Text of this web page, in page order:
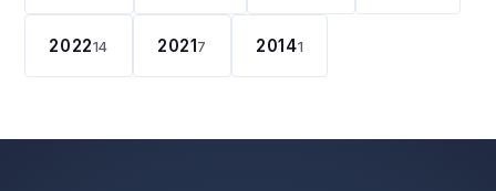
202214 2021 7 20141